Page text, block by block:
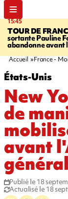
15:45
TOUR DE
sortante Pauline
abandonne avant
Accueil France -
États-Unis
New
de
avant
Publié le 18
Actualisé le 18